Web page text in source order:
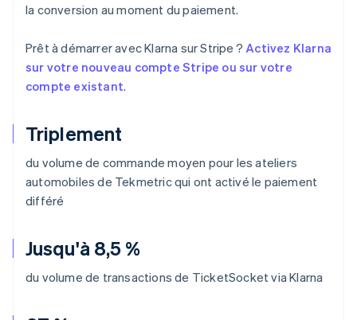
Triplement
du volume de commande moyen pour les ateliers
automobiles de Tekmetric qui ont activé le paiement
différé
Jusqu'à 8,5 %
du volume de transactions de TicketSocket via Klarna
la conversion au moment du paiement.
Prêt à démarrer avec Klarna sur Stripe ? Activez Klarna
sur votre nouveau compte Stripe ou sur votre
compte existant.